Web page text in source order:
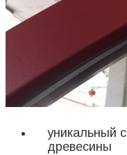
уникальный
древесины